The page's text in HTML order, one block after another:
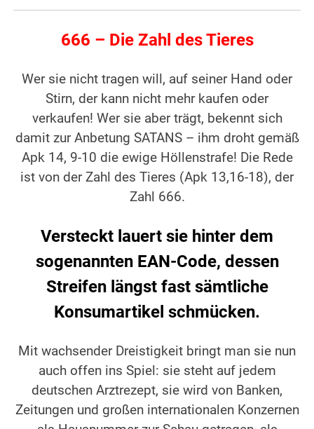
666 – Die Zahl des Tieres
Wer sie nicht tragen will, auf seiner Hand oder
Stirn, der kann nicht mehr kaufen oder
verkaufen! Wer sie aber trägt, bekennt sich
damit zur Anbetung SATANS – ihm droht gemäß
Apk 14, 9-10 die ewige Höllenstrafe! Die Rede
ist von der Zahl des Tieres (Apk 13,16-18), der
Zahl 666.
Versteckt lauert sie hinter dem
sogenannten EAN-Code, dessen
Streifen längst fast sämtliche
Konsumartikel schmücken.
Mit wachsender Dreistigkeit bringt man sie nun
auch offen ins Spiel: sie steht auf jedem
deutschen Arztrezept, sie wird von Banken,
Zeitungen und großen internationalen Konzernen